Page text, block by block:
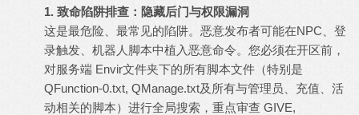
1. 致命陷阱排查：隐藏后门与权限漏洞
这是最危险、最常见的陷阱。恶意发布者可能在NPC、登
录触发、机器人脚本中植入恶意命令。您必须在开区前，
对服务端 Envir文件夹下的所有脚本文件（特别是
QFunction-0.txt, QManage.txt及所有与管理员、充值、活
动相关的脚本）进行全局搜索，重点审查 GIVE,